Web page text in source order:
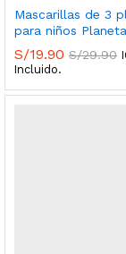
Mascarillas de 3
para niños
S/19.90 S/29.90
Incluido.